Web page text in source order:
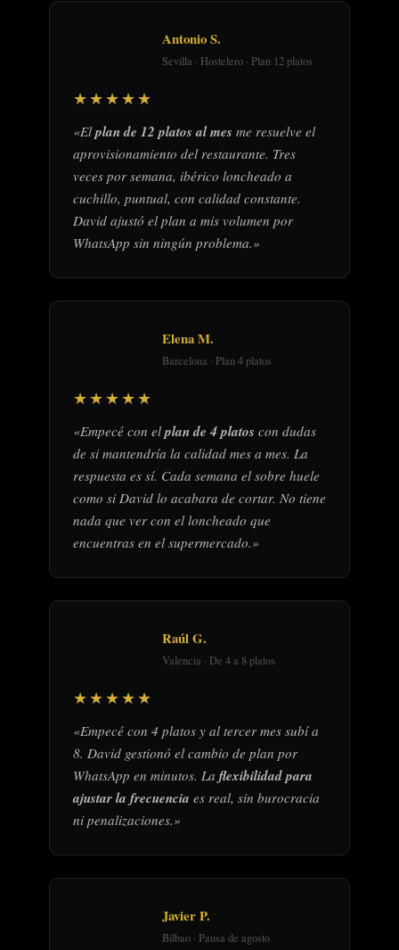
Antonio S.
Sevilla · Hostelero · Plan 12 platos
★★★★★
«Elplan de 12 platos al mes me resuelve el
aprovisionamiento del restaurante. Tres
veces por semana, ibérico loncheado a
cuchillo, puntual, con calidad constante.
David ajustó el plan a mis volumen por
WhatsApp sin ningún problema.»
Elena M.
Barcelona · Plan 4 platos
★★★★★
«Empecé con elplan de 4 platos con dudas
de si mantendría la calidad mes a mes. La
respuesta es sí. Cada semana el sobre huele
como si David lo acabara de cortar. No tiene
nada que ver con el loncheado que
encuentras en el supermercado.»
Raúl G.
Valencia · De 4 a 8 platos
★★★★★
«Empecé con 4 platos y al tercer mes subí a
8. David gestionó el cambio de plan por
WhatsApp en minutos. La flexibilidad para
ajustar la frecuencia es real, sin burocracia
ni penalizaciones.»
Javier P.
Bilbao · Pausa de agosto